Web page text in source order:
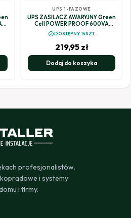
UPS 1-FAZOWE
UPS ZASILACZ AWARYJNY Green
Cell POWER PROOF 600VA
360W Z WYŚWIETLACZEM LCD
UPS01LCD
check_circleDOSTĘPNY 14SZT.
219,95 zł
Dodaj do koszyka
profesjonalistów.
i systemy
i firmy.